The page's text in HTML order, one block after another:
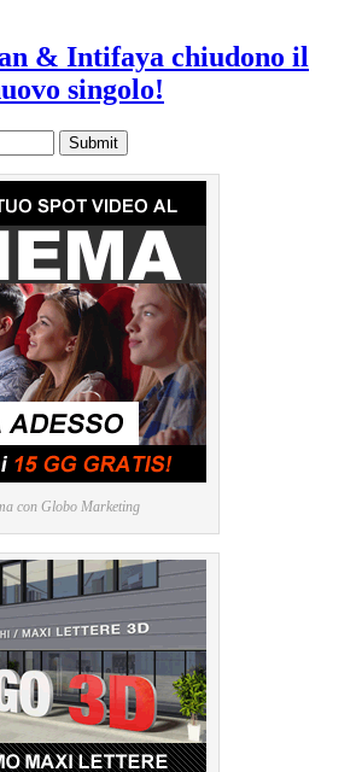
& Intifaya chiudono il
singolo!
con Globo Marketing